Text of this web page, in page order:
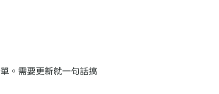
。需要更新就一句話搞